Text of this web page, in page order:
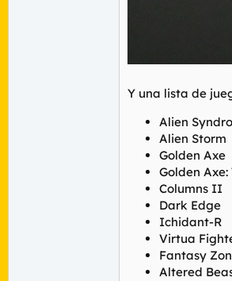
Y una lista de
Alien
Alien Storm
Golden Axe
Golden
Columns II
Dark Edge
Ichidant-R
Virtua
Fantasy
Altered